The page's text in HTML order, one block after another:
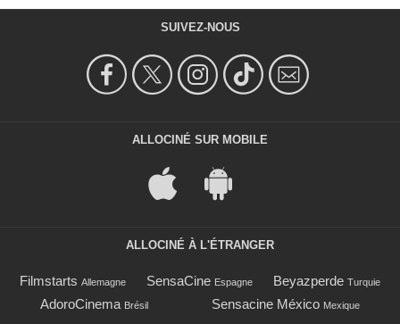
SUIVEZ-NOUS
ALLOCINÉ SUR MOBILE
ALLOCINÉ À L'ÉTRANGER
Filmstarts Allemagne SensaCine Espagne Beyazperde Turquie
AdoroCinema Brésil Sensacine México Mexique